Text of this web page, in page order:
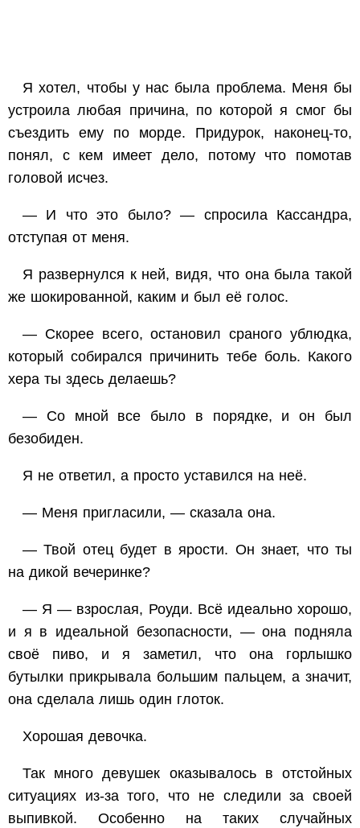
Яхотел, чтобы у нас была проблема. Меня бы
устроила любая причина, по которой я смог бы
съездить ему по морде. Придурок, наконец-то,
понял, с кем имеет дело, потому что помотав
головой исчез.
— И что это было? — спросила Кассандра,
отступая от меня.
Я развернулся к ней, видя, что она была такой
же шокированной, каким и был её голос.
— Скорее всего, остановил сраного ублюдка,
который собирался причинить тебе боль. Какого
хера ты здесь делаешь?
— Со мной все было в порядке, и он был
безобиден.
Я не ответил, а просто уставился на неё.
— Меня пригласили, — сказала она.
— Твой отец будет в ярости. Он знает, что ты
на дикой вечеринке?
— Я — взрослая, Роуди. Всё идеально хорошо,
и я в идеальной безопасности, — она подняла
своё пиво, и я заметил, что она горлышко
бутылки прикрывала большим пальцем, а значит,
она сделала лишь один глоток.
Хорошая девочка.
Так много девушек оказывалось в отстойных
ситуациях из-за того, что не следили за своей
выпивкой. Особенно на таких случайных